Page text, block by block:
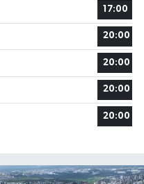
17:00
20:00
20:00
20:00
20:00